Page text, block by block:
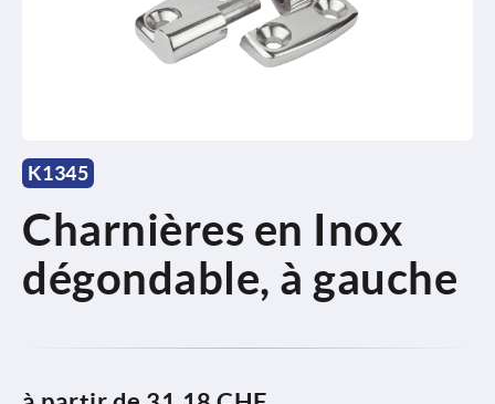
K1345
Charnières en Inox
dégondable, à gauche